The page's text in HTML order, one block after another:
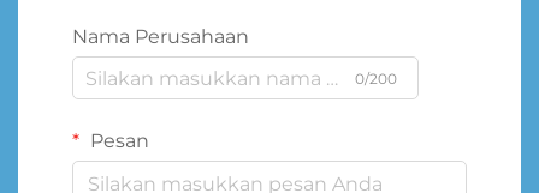
Nama Perusahaan
0/200
Pesan